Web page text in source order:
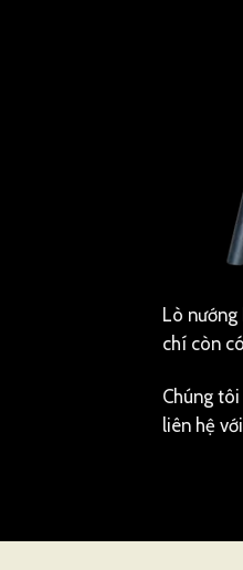
Lò
chí còn
Chúng
liên hệ